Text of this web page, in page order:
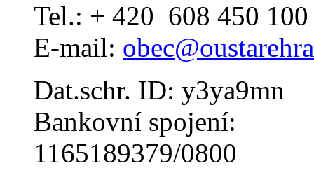
Tel.: + 420 608 450 100
E-mail:
Dat.schr. ID: y3ya9mn
Bankovní spojení:
1165189379/0800